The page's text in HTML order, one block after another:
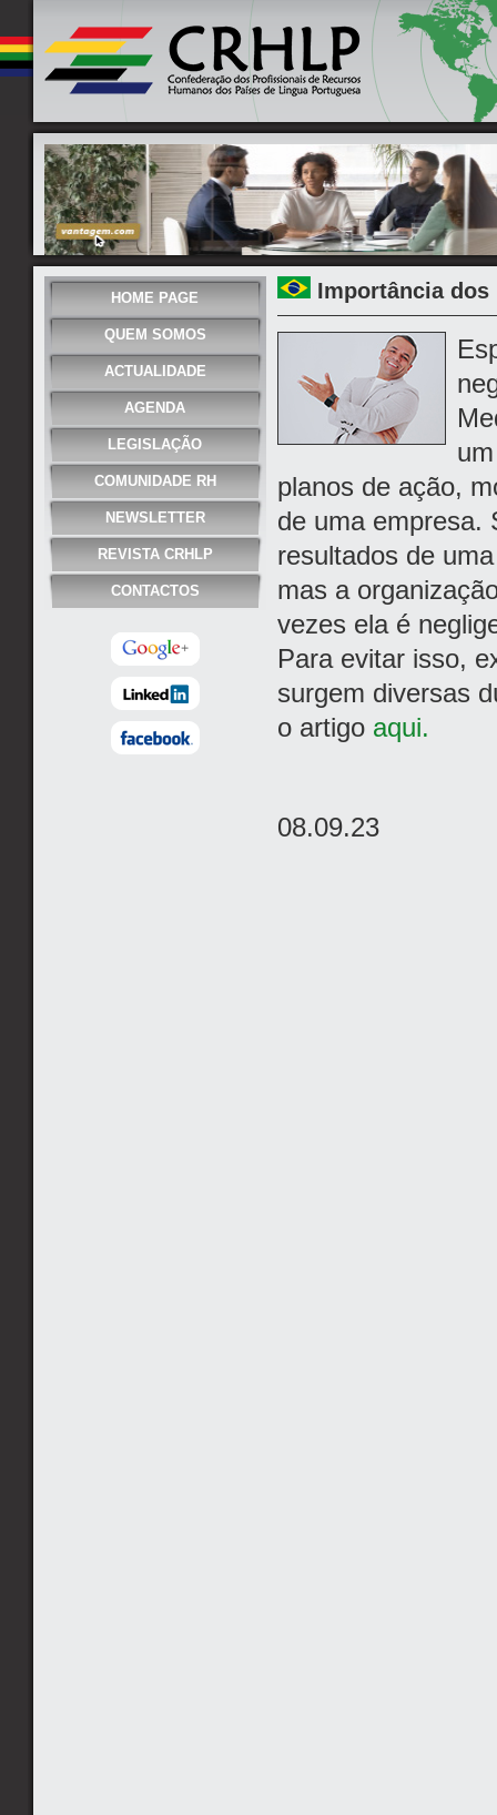
HOME PAGE
QUEM SOMOS
ACTUALIDADE
AGENDA
LEGISLAÇÃO
COMUNIDADE RH
NEWSLETTER
REVISTA CRHLP
CONTACTOS
Importância dos
planos de ação,
de uma empresa.
resultados de
mas a
vezes ela é
Para evitar isso,
surgem diversas
o artigo aqui.
08.09.23